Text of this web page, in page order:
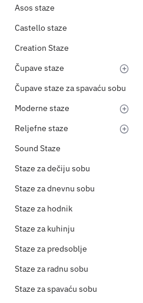
Asos staze
Castello staze
Creation Staze
Čupave staze
Čupave staze za spavaću sobu
Moderne staze
Reljefne staze
Sound Staze
Staze za dečiju sobu
Staze za dnevnu sobu
Staze za hodnik
Staze za kuhinju
Staze za predsoblje
Staze za radnu sobu
Staze za spavaću sobu